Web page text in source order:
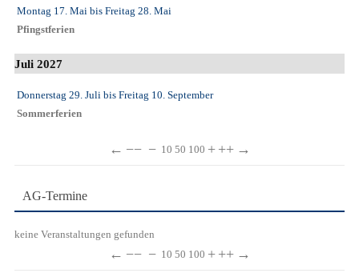
Montag 17. Mai bis Freitag 28. Mai
Pfingstferien
Juli 2027
Donnerstag 29. Juli bis Freitag 10. September
Sommerferien
← −− − 10 50 100 + ++ →
AG-Termine
keine Veranstaltungen gefunden
← −− − 10 50 100 + ++ →